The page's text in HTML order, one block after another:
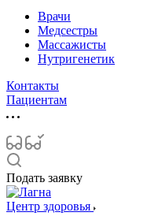
Врачи
Медсестры
Массажисты
Нутригенетик
Контакты
Пациентам
Подать заявку
Центр здоровья